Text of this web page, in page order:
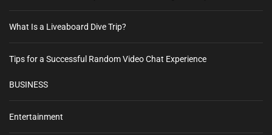
What Is a Liveaboard Dive Trip?
Tips for a Successful Random Video Chat Experience
BUSINESS
Entertainment